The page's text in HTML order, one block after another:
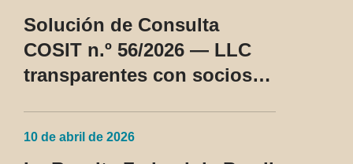
Solución de Consulta
COSIT n.º 56/2026 — LLC
transparentes con socios
10 de abril de 2026